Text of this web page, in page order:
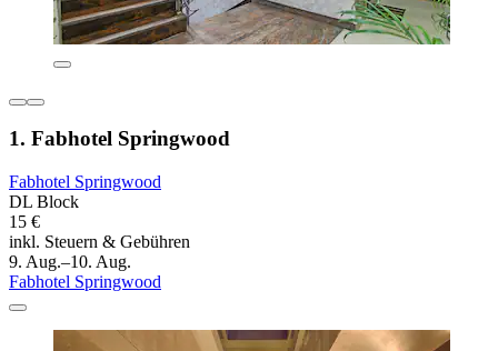
1. Fabhotel Springwood
Fabhotel Springwood
DL Block
15 €
inkl. Steuern & Gebühren
9. Aug.–10. Aug.
Fabhotel Springwood